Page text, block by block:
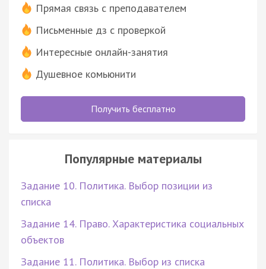
Прямая связь с преподавателем
Письменные дз с проверкой
Интересные онлайн-занятия
Душевное комьюнити
Получить бесплатно
Популярные материалы
Задание 10. Политика. Выбор позиции из
списка
Задание 14. Право. Характеристика социальных
объектов
Задание 11. Политика. Выбор из списка